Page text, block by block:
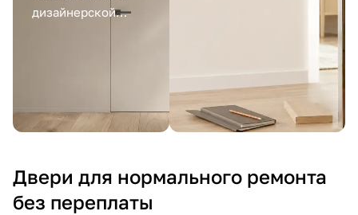
дизайнерской
Двери для нормального ремонта
без переплаты